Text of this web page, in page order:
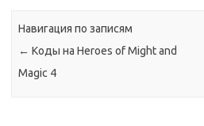
Навигация по записям
← Коды на Heroes of Might and
Magic 4